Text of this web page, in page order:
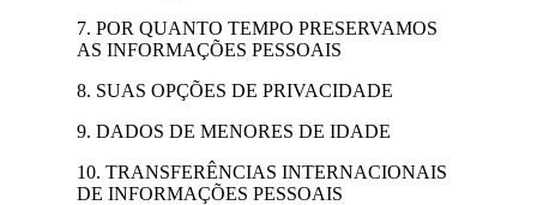
7. POR QUANTO TEMPO PRESERVAMOS
AS INFORMAÇÕES PESSOAIS
8. SUAS OPÇÕES DE PRIVACIDADE
9. DADOS DE MENORES DE IDADE
10. TRANSFERÊNCIAS INTERNACIONAIS
DE INFORMAÇÕES PESSOAIS